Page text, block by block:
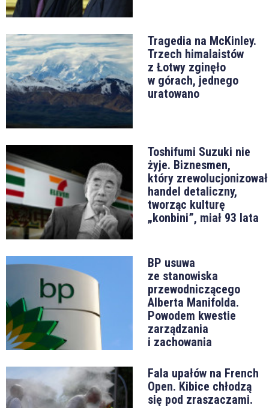
Tragedia na McKinley.
Trzech himalaistów
z Łotwy zginęło
w górach, jednego
uratowano
Toshifumi Suzuki nie
żyje. Biznesmen,
który zrewolucjonizował
handel detaliczny,
tworząc kulturę
„konbini”, miał 93 lata
BP usuwa
ze stanowiska
przewodniczącego
Alberta Manifolda.
Powodem kwestie
zarządzania
i zachowania
Fala upałów na French
Open. Kibice chłodzą
się pod zraszaczami.